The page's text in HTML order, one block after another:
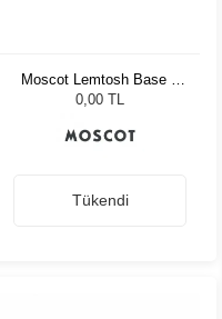
Moscot Lemtosh Base 2
Sun 46 Black Cabernet
0,00 TL
Tükendi